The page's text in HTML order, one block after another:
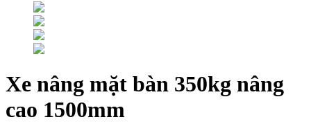
Xe nâng mặt bàn 350kg nâng
cao 1500mm